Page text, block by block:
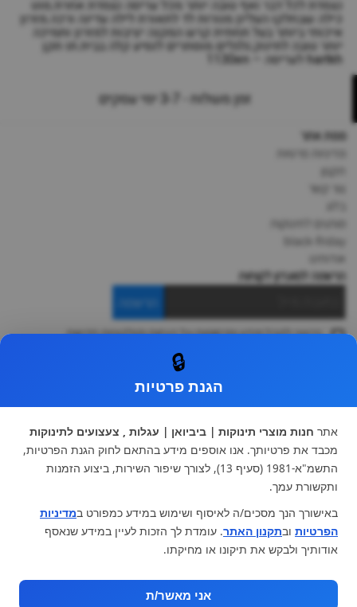
נצמדת לכל דבר ואף טובה יותר מכל עריסה נצמדת אחרת.מוט
כילה שבחלקו העליון מנורות לד לתאורת לילה עדינה ורכה.מזרון
איכותי ביותר בעל תחתית קרש המקנה יציבות למזרון ותמיכה
יותר טובה לתינוק.גלגלים מוסתרים לנסיע קלה בבית.תו תקן
hartkh לעריסה – 1130en
זמן משלוח - 3-7 ימי עסקים
מפת אתר
צור קשר
מותגים לתינוקות
black-friday
אודותינו
הרשמה למועדון לקוחות
הרשמה
ברצוני לקבל מידע ופרסומות על הנחות וקולקציות חדשות
עגלות וטיולונים
כיסא בטיחות ואביזרים
ריהוט לתינוקות
מצעים למיטת תינוק וטקסטיל
צעצועי ילדים
על גלגלים
הנקה והאכלה
מוצרי אמבטיה
מוזמנים לבקר אותנו:
🔒
הגנת פרטיות
אתר חנות מוצרי תינוקות | ביביואן | עגלות , צעצועים לתינוקות
מכבד את פרטיותך. אנו אוספים מידע בהתאם לחוק הגנת הפרטיות,
התשמ"א-1981 (סעיף 13), לצורך שיפור השירות, ביצוע הזמנות
ותקשורת עמך.
באישורך הנך מסכים/ה לאיסוף ושימוש במידע כמפורט במדיניות
הפרטיות ובתקנון האתר. עומדת לך הזכות לעיין במידע שנאסף
אודותיך ולבקש את תיקונו או מחיקתו.
אני מאשר/ת